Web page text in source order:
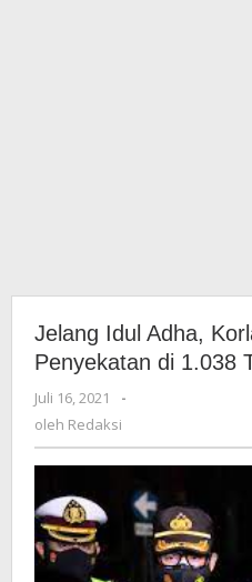
Jelang Idul Adha,
Penyekatan di 1.038
Juli 16, 2021
oleh
-
oleh Redaksi